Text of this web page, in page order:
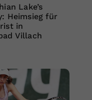
Lake’s
Heimsieg für
in
Villach